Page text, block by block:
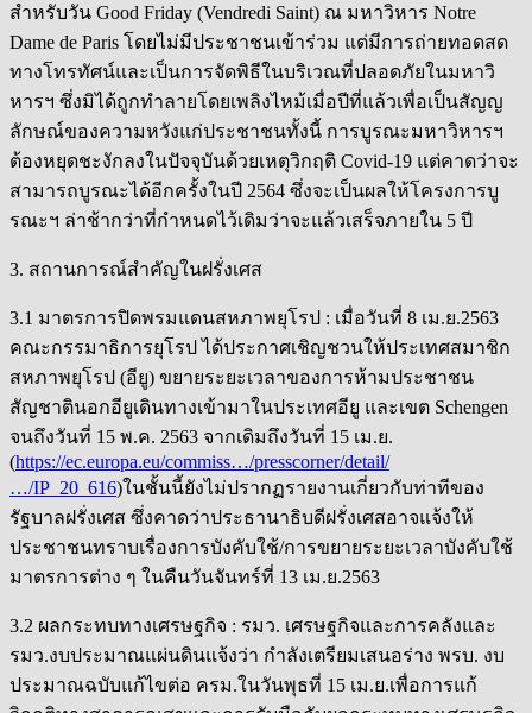
สำหรับวัน Good Friday (Vendredi Saint) ณ มหาวิหาร Notre
Dame de Paris โดยไม่มีประชาชนเข้าร่วม แต่มีการถ่ายทอดสด
ทางโทรทัศน์และเป็นการจัดพิธีในบริเวณที่ปลอดภัยในมหาวิ
หารฯ ซึ่งมิได้ถูกทำลายโดยเพลิงไหม้เมื่อปีที่แล้วเพื่อเป็นสัญญ
ลักษณ์ของความหวังแก่ประชาชนทั้งนี้ การบูรณะมหาวิหารฯ
ต้องหยุดชะงักลงในปัจจุบันด้วยเหตุวิกฤติ Covid-19 แต่คาดว่าจะ
สามารถบูรณะได้อีกครั้งในปี 2564 ซึ่งจะเป็นผลให้โครงการบู
รณะฯ ล่าช้ากว่าที่กำหนดไว้เดิมว่าจะแล้วเสร็จภายใน 5 ปี
3. สถานการณ์สำคัญในฝรั่งเศส
3.1 มาตรการปิดพรมแดนสหภาพยุโรป : เมื่อวันที่ 8 เม.ย.2563
คณะกรรมาธิการยุโรป ได้ประกาศเชิญชวนให้ประเทศสมาชิก
สหภาพยุโรป (อียู) ขยายระยะเวลาของการห้ามประชาชน
สัญชาตินอกอียูเดินทางเข้ามาในประเทศอียู และเขต Schengen
จนถึงวันที่ 15 พ.ค. 2563 จากเดิมถึงวันที่ 15 เม.ย.
(https://ec.europa.eu/commiss…/presscorner/detail/
…/IP_20_616)ในชั้นนี้ยังไม่ปรากฏรายงานเกี่ยวกับท่าทีของ
รัฐบาลฝรั่งเศส ซึ่งคาดว่าประธานาธิบดีฝรั่งเศสอาจแจ้งให้
ประชาชนทราบเรื่องการบังคับใช้/การขยายระยะเวลาบังคับใช้
มาตรการต่าง ๆ ในคืนวันจันทร์ที่ 13 เม.ย.2563
3.2 ผลกระทบทางเศรษฐกิจ : รมว. เศรษฐกิจและการคลังและ
รมว.งบประมาณแผ่นดินแจ้งว่า กำลังเตรียมเสนอร่าง พรบ. งบ
ประมาณฉบับแก้ไขต่อ ครม.ในวันพุธที่ 15 เม.ย.เพื่อการแก้